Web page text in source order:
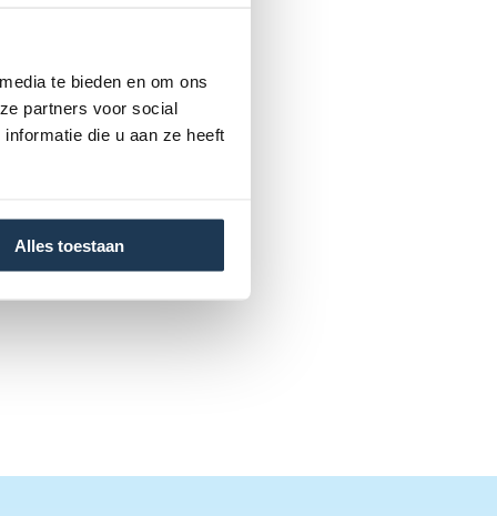
te bieden en om ons
partners voor social
die u aan ze heeft
Alles toestaan